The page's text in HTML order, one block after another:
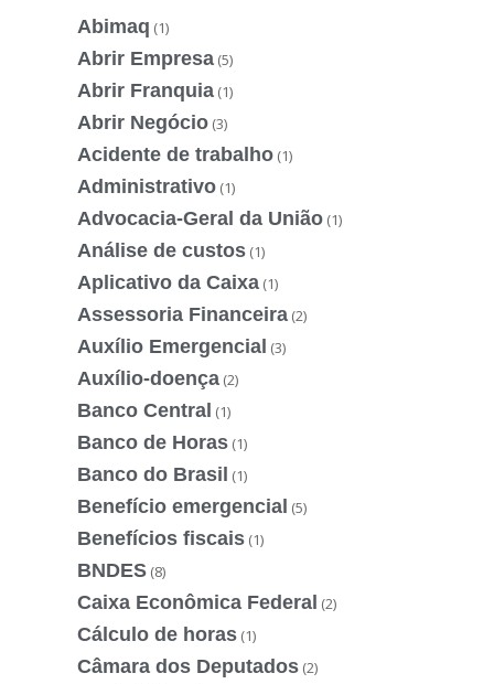
Abimaq (1)
Abrir Empresa (5)
Abrir Franquia (1)
Abrir Negócio (3)
Acidente de trabalho (1)
Administrativo (1)
Advocacia-Geral da União (1)
Análise de custos (1)
Aplicativo da Caixa (1)
Assessoria Financeira (2)
Auxílio Emergencial (3)
Auxílio-doença (2)
Banco Central (1)
Banco de Horas (1)
Banco do Brasil (1)
Benefício emergencial (5)
Benefícios fiscais (1)
BNDES (8)
Caixa Econômica Federal (2)
Cálculo de horas (1)
Câmara dos Deputados (2)